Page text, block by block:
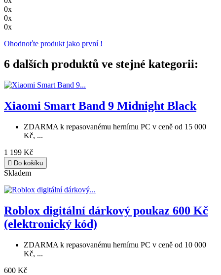
0x
0x
0x
Ohodnoťte produkt jako první !
6 dalších produktů ve stejné kategorii:
Xiaomi Smart Band 9 Midnight Black
ZDARMA k repasovanému hernímu PC v ceně od 15 000
Kč, ...
1 199 Kč
 Do košíku
Skladem
Roblox digitální dárkový poukaz 600 Kč
(elektronický kód)
ZDARMA k repasovanému hernímu PC v ceně od 10 000
Kč, ...
600 Kč